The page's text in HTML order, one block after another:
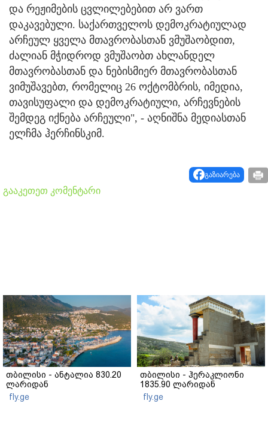
და რეჟიმების ცვლილებებით არ ვართ
დაკავებული. საქართველოს დემოკრატიულად
არჩეულ ყველა მთავრობასთან ვმუშაობდით,
ძალიან მჭიდროდ ვმუშაობთ ახლანდელ
მთავრობასთან და ნებისმიერ მთავრობასთან
ვიმუშავებთ, რომელიც 26 ოქტომბრის, იმედია,
თავისუფალი და დემოკრატიული, არჩევნების
შემდეგ იქნება არჩეული", - აღნიშნა მედიასთან
ელჩმა ჰერჩინსკიმ.
გაზიარება
გააკეთეთ კომენტარი
თბილისი - ანტალია 830.20
ლარიდან
fly.ge
თბილისი - ჰერაკლიონი
1835.90 ლარიდან
fly.ge